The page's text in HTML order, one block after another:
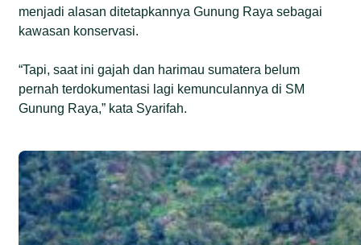
menjadi alasan ditetapkannya Gunung Raya sebagai
kawasan konservasi.
“Tapi, saat ini gajah dan harimau sumatera belum
pernah terdokumentasi lagi kemunculannya di SM
Gunung Raya,” kata Syarifah.